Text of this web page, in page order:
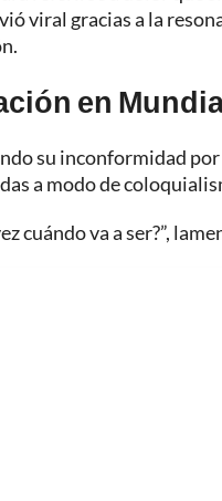
viral gracias a la
en
su inconformidad
a modo de
cuándo va a ser?”,